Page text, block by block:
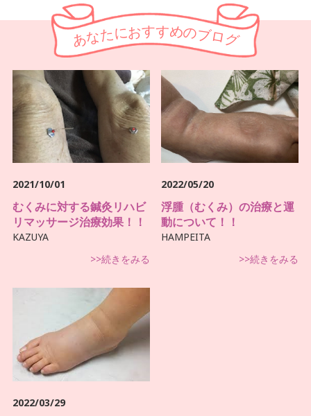
あなたにおすすめのブログ
2021/10/01
むくみに対する鍼灸リハビ
リマッサージ治療効果！！
KAZUYA
>>続きをみる
2022/05/20
浮腫（むくみ）の治療と運
動について！！
HAMPEITA
>>続きをみる
2022/03/29